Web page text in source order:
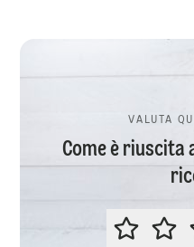
VALUTA
Come è riuscita